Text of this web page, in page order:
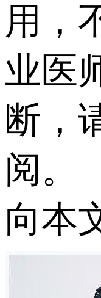
用，
业医
断，
阅。
向本